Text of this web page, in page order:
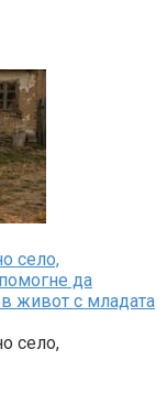
село,
да
живот с младата
село,